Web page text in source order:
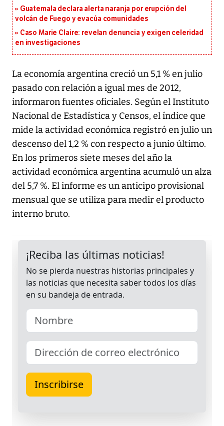
Guatemala declara alerta naranja por erupción del
volcán de Fuego y evacúa comunidades
Caso Marie Claire: revelan denuncia y exigen celeridad
en investigaciones
La economía argentina creció un 5,1 % en julio
pasado con relación a igual mes de 2012,
informaron fuentes oficiales. Según el Instituto
Nacional de Estadística y Censos, el índice que
mide la actividad económica registró en julio un
descenso del 1,2 % con respecto a junio último.
En los primeros siete meses del año la
actividad económica argentina acumuló un alza
del 5,7 %. El informe es un anticipo provisional
mensual que se utiliza para medir el producto
interno bruto.